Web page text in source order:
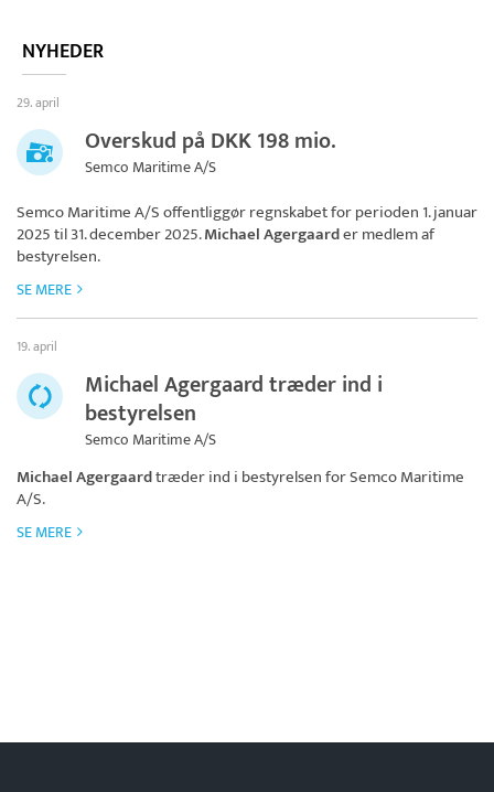
NYHEDER
29. april
Overskud på DKK 198 mio.
Semco Maritime A/S
Semco Maritime A/Soffentliggør regnskabet for perioden 1. januar
2025 til 31. december 2025.Michael Agergaarder medlem af
bestyrelsen.
SE MERE
19. april
Michael Agergaard træder ind i
bestyrelsen
Semco Maritime A/S
Michael Agergaardtræder ind i bestyrelsen forSemco Maritime
A/S.
SE MERE